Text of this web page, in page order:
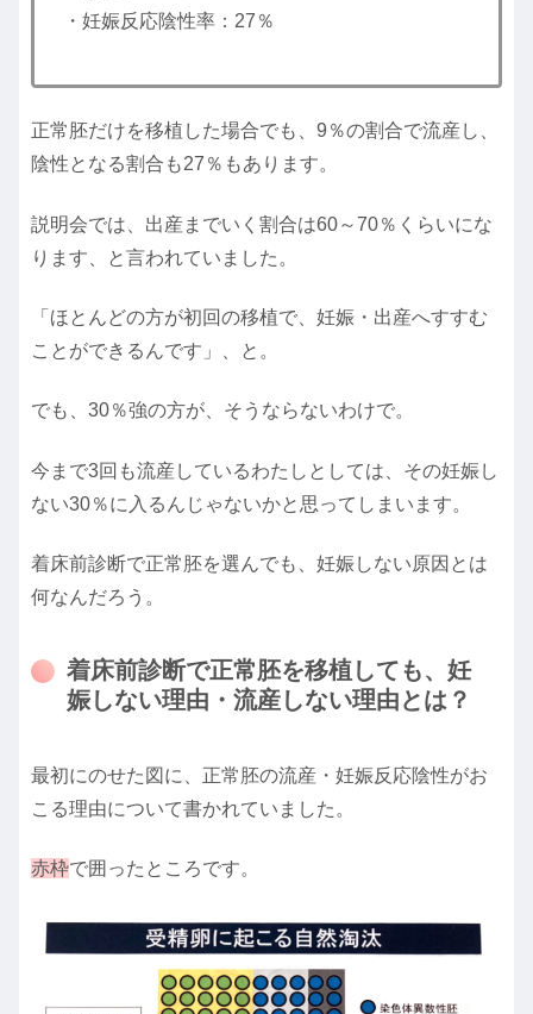
・妊娠反応陰性率：27％
正常胚だけを移植した場合でも、9％の割合で流産し、
陰性となる割合も27％もあります。
説明会では、出産までいく割合は60～70％くらいにな
ります、と言われていました。
「ほとんどの方が初回の移植で、妊娠・出産へすすむ
ことができるんです」、と。
でも、30％強の方が、そうならないわけで。
今まで3回も流産しているわたしとしては、その妊娠し
ない30％に入るんじゃないかと思ってしまいます。
着床前診断で正常胚を選んでも、妊娠しない原因とは
何なんだろう。
着床前診断で正常胚を移植しても、妊
娠しない理由・流産しない理由とは？
最初にのせた図に、正常胚の流産・妊娠反応陰性がお
こる理由について書かれていました。
赤枠で囲ったところです。